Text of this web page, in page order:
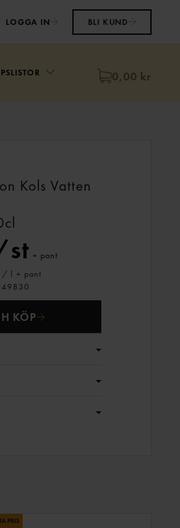
LOGGA IN BLI KUND
0,00 kr
Kols Vatten
+ pant
/ l + pant
KÖP